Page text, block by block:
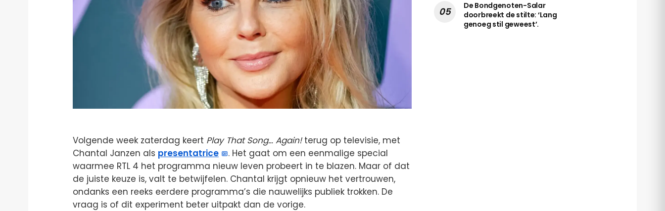
Volgende week zaterdag keert Play That Song… Again!terug op televisie, met
Chantal Janzen als presentatrice
. Het gaat om een eenmalige special
waarmee RTL 4 het programma nieuw leven probeert in te blazen. Maar of dat
de juiste keuze is, valt te betwijfelen. Chantal krijgt opnieuw het vertrouwen,
ondanks een reeks eerdere programma’s die nauwelijks publiek trokken. De
vraag is of dit experiment beter uitpakt dan de vorige.
De Bondgenoten-Salar
doorbreekt de stilte: ‘Lang
genoeg stil geweest’.